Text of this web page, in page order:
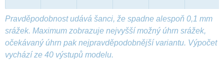
Pravděpodobnost udává šanci, že spadne alespoň 0,1 mm
srážek. Maximum zobrazuje nejvyšší možný úhrn srážek,
očekávaný úhrn pak nejpravděpodobnější variantu. Výpočet
vychází ze 40 výstupů modelu.